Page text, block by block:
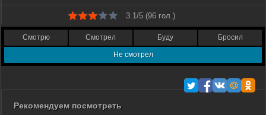
3.1/5 (96 гол.)
Смотрю Смотрел Буду Бросил
Не смотрел
Рекомендуем посмотреть